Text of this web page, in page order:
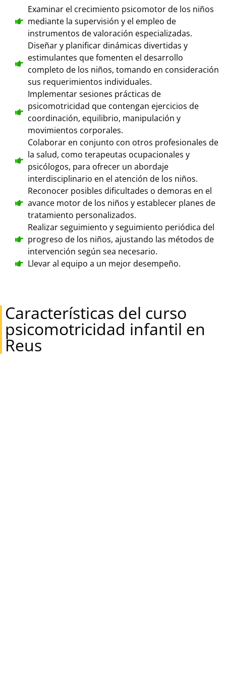
Examinar el crecimiento psicomotor de los niños
mediante la supervisión y el empleo de
instrumentos de valoración especializadas.
Diseñar y planificar dinámicas divertidas y
estimulantes que fomenten el desarrollo
completo de los niños, tomando en consideración
sus requerimientos individuales.
Implementar sesiones prácticas de
psicomotricidad que contengan ejercicios de
coordinación, equilibrio, manipulación y
movimientos corporales.
Colaborar en conjunto con otros profesionales de
la salud, como terapeutas ocupacionales y
psicólogos, para ofrecer un abordaje
interdisciplinario en el atención de los niños.
Reconocer posibles dificultades o demoras en el
avance motor de los niños y establecer planes de
tratamiento personalizados.
Realizar seguimiento y seguimiento periódica del
progreso de los niños, ajustando las métodos de
intervención según sea necesario.
Llevar al equipo a un mejor desempeño.
Características del curso
psicomotricidad infantil en
Reus